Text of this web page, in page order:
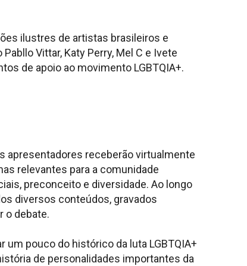
ilustres de artistas brasileiros e
Vittar, Katy Perry, Mel C e Ivete
de apoio ao movimento LGBTQIA+.
apresentadores receberão virtualmente
relevantes para a comunidade
preconceito e diversidade. Ao longo
diversos conteúdos, gravados
o debate.
um pouco do histórico da luta LGBTQIA+
de personalidades importantes da